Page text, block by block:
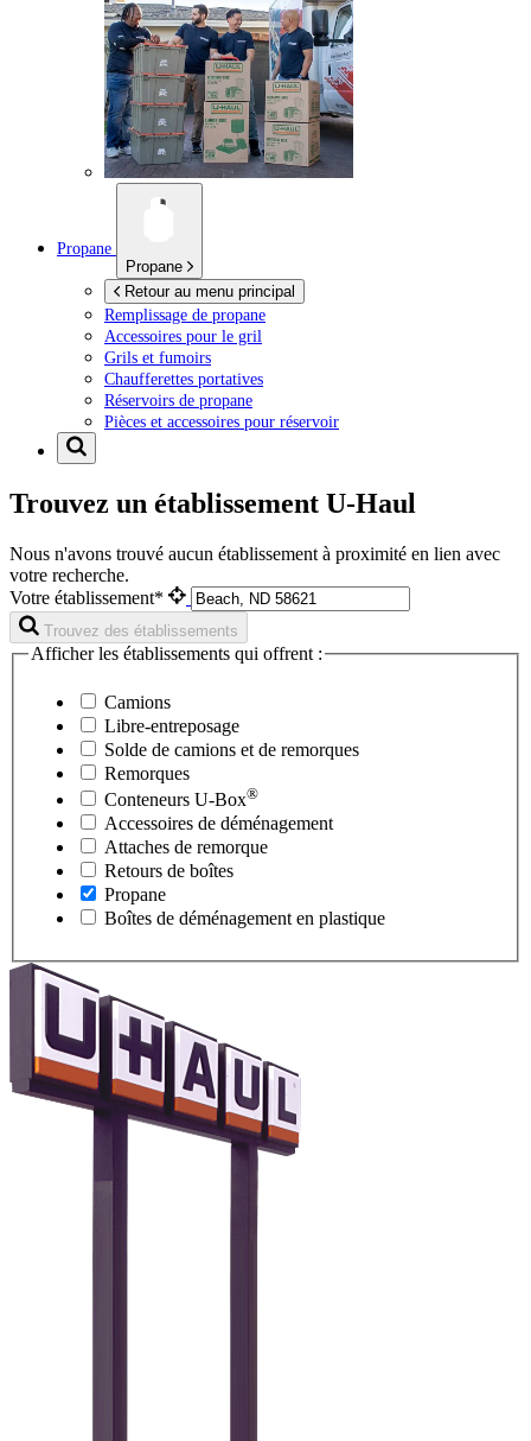
Propane
Propane
Retour au menu principal
Remplissage de propane
Accessoires pour le gril
Grils et fumoirs
Chaufferettes portatives
Réservoirs de propane
Pièces et accessoires pour réservoir
Trouvez un établissement U-Haul
Nous n'avons trouvé aucun établissement à proximité en lien avec
votre recherche.
Votre établissement*
Trouvez des établissements
Afficher les établissements qui offrent :
Camions
Libre-entreposage
Solde de camions et de remorques
Remorques
Conteneurs U-Box®
Accessoires de déménagement
Attaches de remorque
Retours de boîtes
Propane
Boîtes de déménagement en plastique